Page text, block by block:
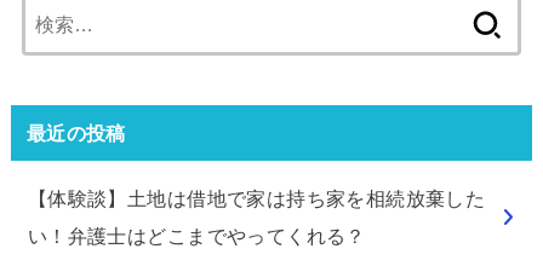
索:
最近の投稿
【体験談】土地は借地で家は持ち家を相続放棄した
い！弁護士はどこまでやってくれる？